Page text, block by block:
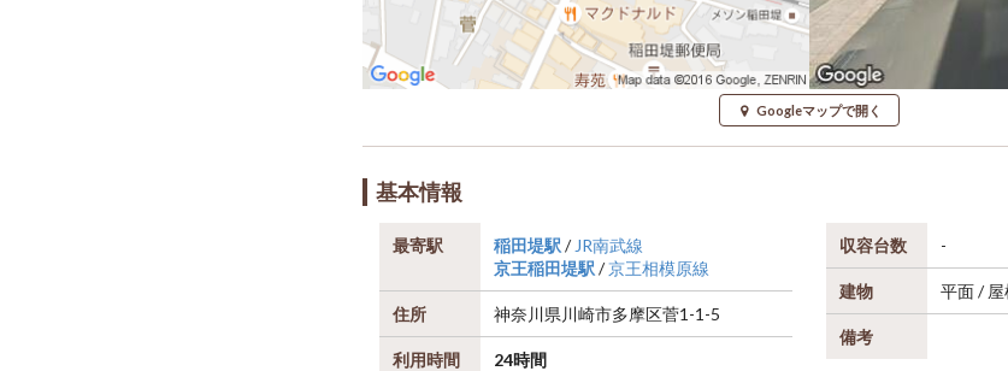
Googleマップで開く
基本情報
最寄駅 稲田堤駅 / JR南武線
京王稲田堤駅 /京王相模原線
住所 神奈川県 川崎市多摩区菅1-1-5
利用時間 24時間
収容台数 -
建物 平面 / 屋
備考